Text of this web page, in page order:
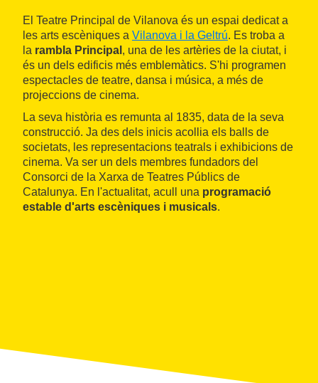
El Teatre Principal de Vilanova és un espai dedicat a
les arts escèniques a Vilanova i la Geltrú. Es troba a
la rambla Principal , una de les artèries de la ciutat, i
és un dels edificis més emblemàtics. S'hi programen
espectacles de teatre, dansa i música, a més de
projeccions de cinema.
La seva història es remunta al 1835, data de la seva
construcció. Ja des dels inicis acollia els balls de
societats, les representacions teatrals i exhibicions de
cinema. Va ser un dels membres fundadors del
Consorci de la Xarxa de Teatres Públics de
Catalunya. En l'actualitat, acull una programació
estable d'arts escèniques i musicals.